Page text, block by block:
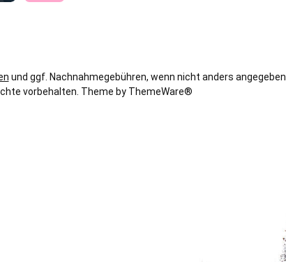
und ggf. Nachnahmegebühren, wenn nicht anders angegeben.
vorbehalten. Theme by ThemeWare®